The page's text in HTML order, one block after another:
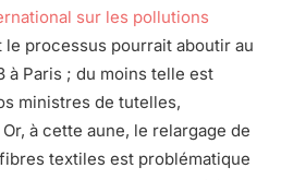
sur les pollutions
le processus pourrait aboutir au
à Paris ; du moins telle est
ministres de tutelles,
à cette aune, le relargage de
textiles est problématique